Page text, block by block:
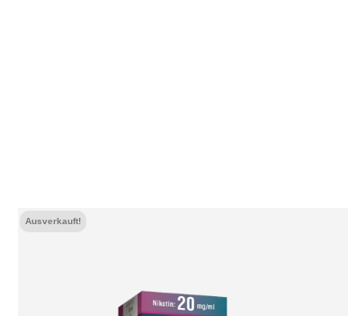
Ausverkauft!